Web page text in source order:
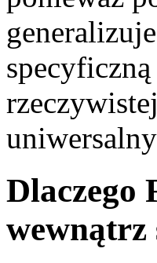
Dlaczego